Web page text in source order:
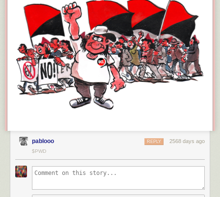
pablooo 2568 days ago
REPLY
$PWD